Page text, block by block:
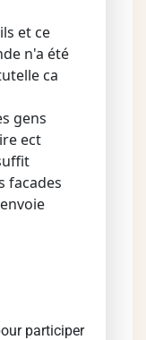
et ce
n'a été
ca
gens
ect
facades
participer